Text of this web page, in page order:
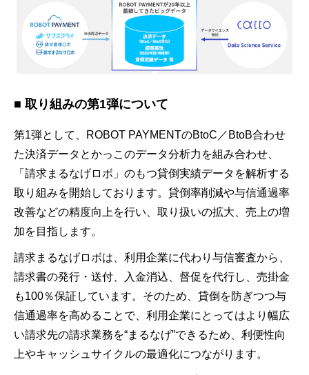
■ 取り組みの第1弾について
第1弾として、ROBOT PAYMENTのBtoC／BtoB合わせ
た決済データとかっこのデータ分析力を組み合わせ、
「請求まるなげロボ」のもつ貸倒実績データを解析する
取り組みを開始しております。貸倒率削減や与信通過率
改善などの精度向上を行い、取り扱いの拡大、売上の増
加を目指します。
請求まるなげロボは、利用企業に代わり与信審査から、
請求書の発行・送付、入金消込、督促を代行し、売掛金
も100％保証しています。そのため、貸倒を防ぎつつ与
信通過率を高めることで、利用企業にとってはより幅広
い請求先の請求業務を“まるなげ”できるため、利便性向
上やキャッシュサイクルの最適化につながります。